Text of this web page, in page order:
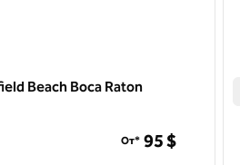
Beach Boca Raton
От* 95 $